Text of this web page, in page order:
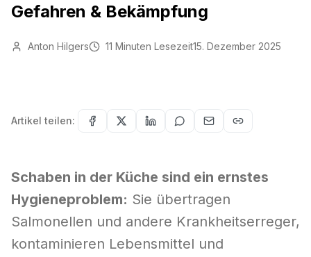
Gefahren & Bekämpfung
Anton Hilgers 11 Minuten Lesezeit15. Dezember 2025
Artikel teilen:
Schaben in der Küche sind ein ernstes
Hygieneproblem: Sie übertragen
Salmonellen und andere Krankheitserreger,
kontaminieren Lebensmittel und